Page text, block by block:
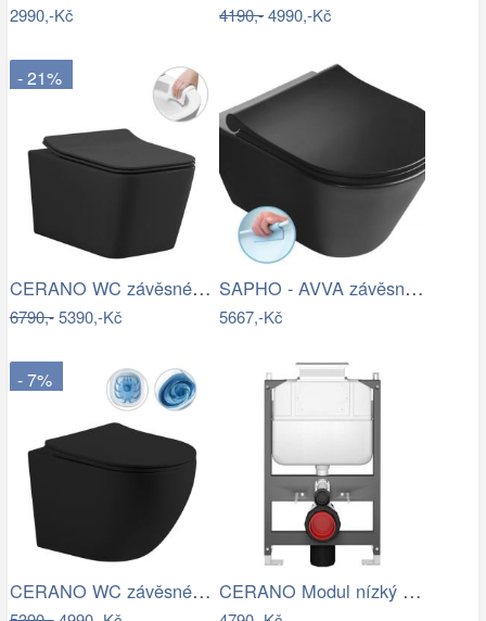
2990,-Kč 4190,-4990,-Kč
- 21%
CERANO WC závěsné Forte, Rimless + Slim…
6790,-5390,-Kč
SAPHO - AVVA závěsná WC mísa, Rimless,…
5667,-Kč
- 7%
CERANO WC závěsné Cesso, Vortex + Slim… CERANO Modul nízký pro WC závěsné Prime…